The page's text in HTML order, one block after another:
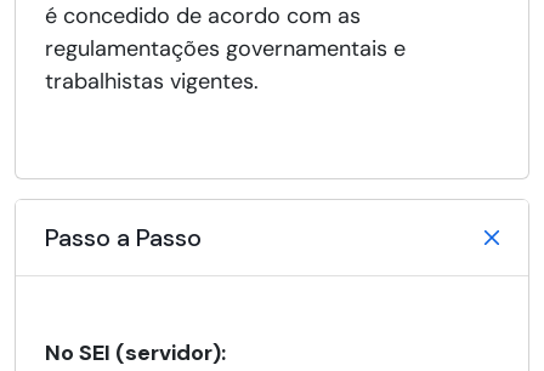
é concedido de acordo com as
regulamentações governamentais e
trabalhistas vigentes.
Passo a Passo
No SEI (servidor):